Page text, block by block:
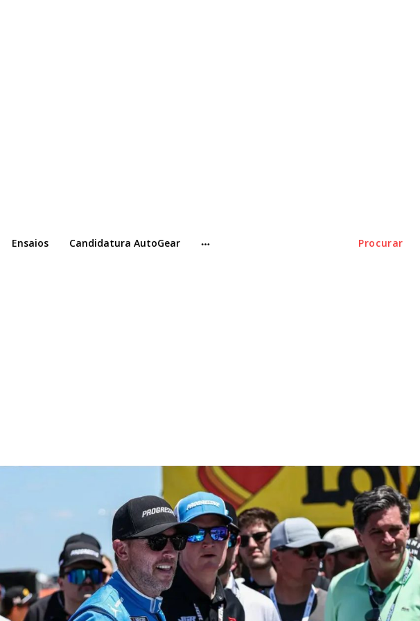
Procurar
Ensaios Candidatura AutoGear